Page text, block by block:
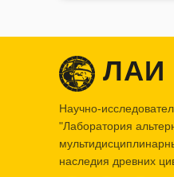
ЛАИ
Научно-
"Лаборатория
наследия древних